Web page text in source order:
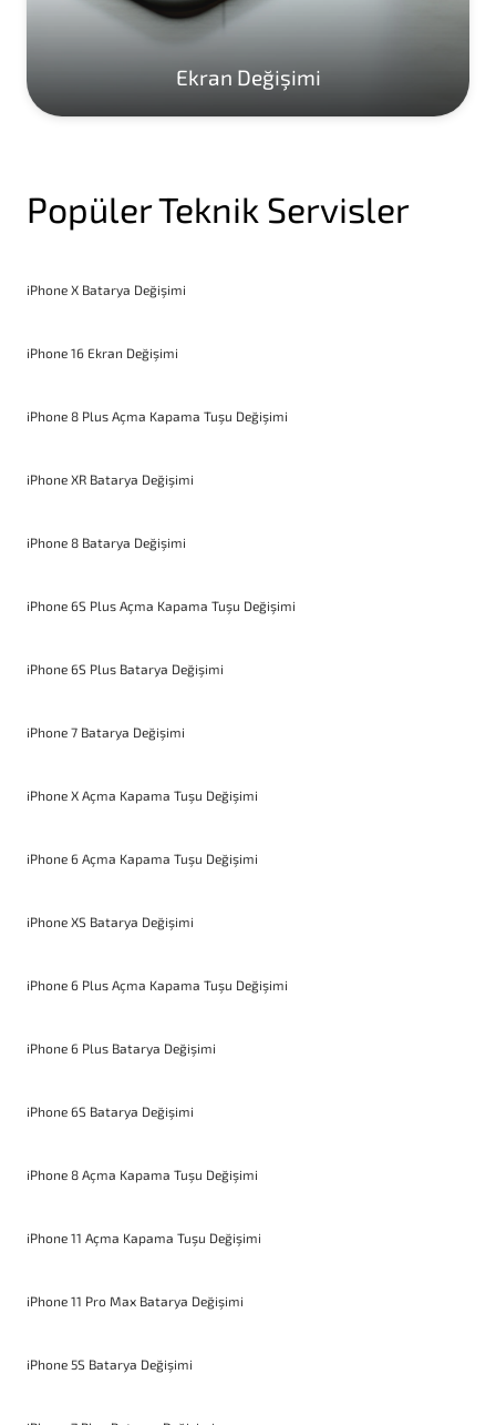
Ekran Değişimi
Popüler Teknik Servisler
iPhone X Batarya Değişimi
iPhone 16 Ekran Değişimi
iPhone 8 Plus Açma Kapama Tuşu Değişimi
iPhone XR Batarya Değişimi
iPhone 8 Batarya Değişimi
iPhone 6S Plus Açma Kapama Tuşu Değişimi
iPhone 6S Plus Batarya Değişimi
iPhone 7 Batarya Değişimi
iPhone X Açma Kapama Tuşu Değişimi
iPhone 6 Açma Kapama Tuşu Değişimi
iPhone XS Batarya Değişimi
iPhone 6 Plus Açma Kapama Tuşu Değişimi
iPhone 6 Plus Batarya Değişimi
iPhone 6S Batarya Değişimi
iPhone 8 Açma Kapama Tuşu Değişimi
iPhone 11 Açma Kapama Tuşu Değişimi
iPhone 11 Pro Max Batarya Değişimi
iPhone 5S Batarya Değişimi